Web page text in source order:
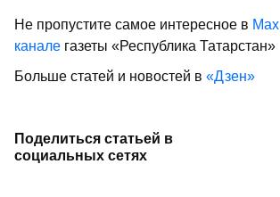
Не пропустите самое интересное в Max
канале газеты «Республика Татарстан»
Больше статей и новостей в «Дзен»
Поделиться статьей в
социальных сетях